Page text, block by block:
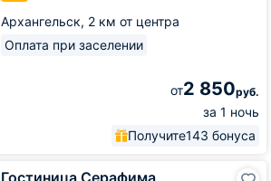
Архангельск, 2 км от центра
Оплата при заселении
от2 850руб.
за 1 ночь
Получите143 бонуса
Гостиница Серафима